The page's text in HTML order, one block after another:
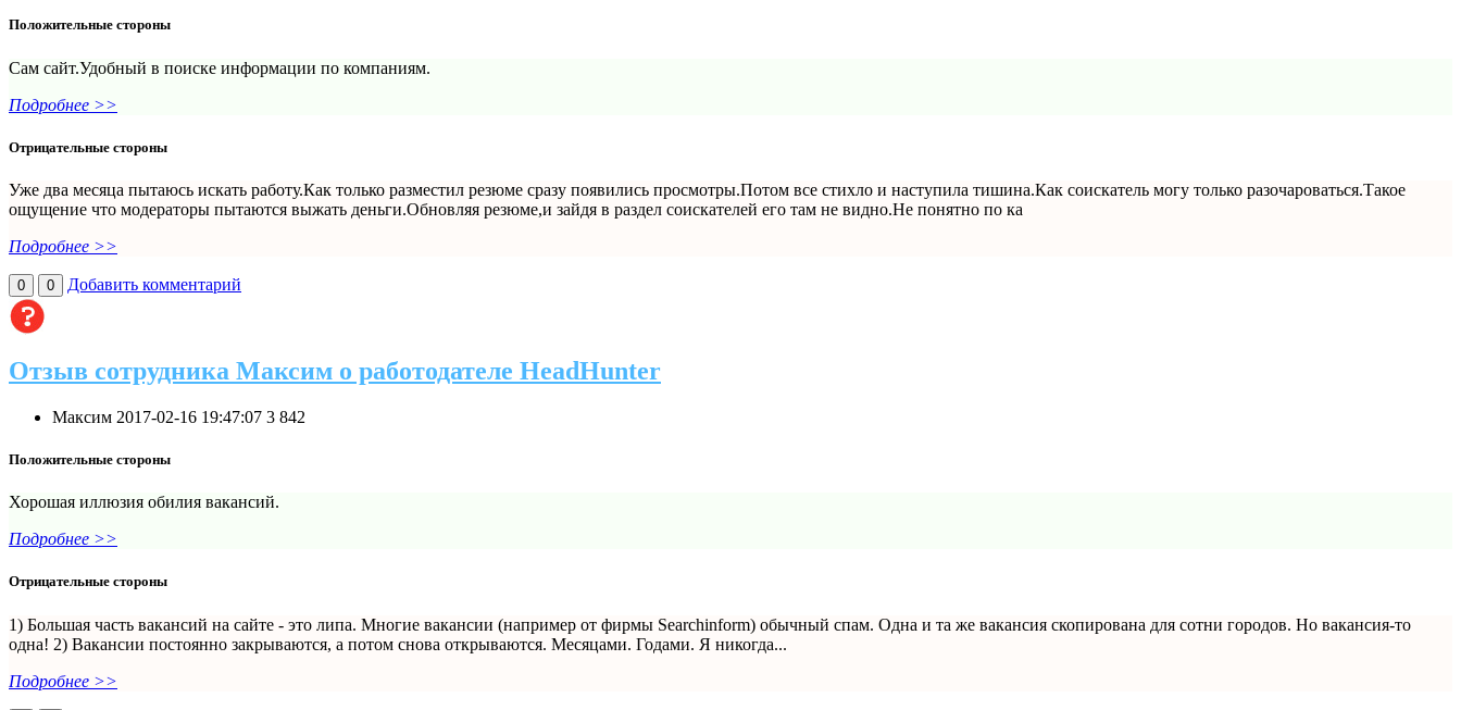
Положительные стороны
Сам сайт.Удобный в поиске информации по компаниям.
Подробнее >>
Отрицательные стороны
Уже два месяца пытаюсь искать работу.Как только разместил резюме сразу появились просмотры.Потом все стихло и наступила тишина.Как соискатель могу только разочароваться.Такое
ощущение что модераторы пытаются выжать деньги.Обновляя резюме,и зайдя в раздел соискателей его там не видно.Не понятно по ка
Подробнее >>
0 0 Добавить комментарий
Отзыв сотрудника Максим о работодателе HeadHunter
Максим 2017-02-16 19:47:07 3 842
Положительные стороны
Хорошая иллюзия обилия вакансий.
Подробнее >>
Отрицательные стороны
1) Большая часть вакансий на сайте - это липа. Многие вакансии (например от фирмы Searсhinform) обычный спам. Одна и та же вакансия скопирована для сотни городов. Но вакансия-то
одна! 2) Вакансии постоянно закрываются, а потом снова открываются. Месяцами. Годами. Я никогда...
Подробнее >>